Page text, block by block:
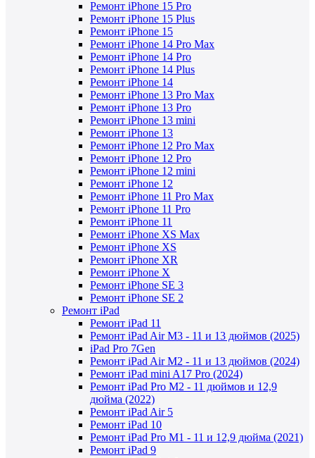
Ремонт iPhone 15 Pro
Ремонт iPhone 15 Plus
Ремонт iPhone 15
Ремонт iPhone 14 Pro Max
Ремонт iPhone 14 Pro
Ремонт iPhone 14 Plus
Ремонт iPhone 14
Ремонт iPhone 13 Pro Max
Ремонт iPhone 13 Pro
Ремонт iPhone 13 mini
Ремонт iPhone 13
Ремонт iPhone 12 Pro Max
Ремонт iPhone 12 Pro
Ремонт iPhone 12 mini
Ремонт iPhone 12
Ремонт iPhone 11 Pro Max
Ремонт iPhone 11 Pro
Ремонт iPhone 11
Ремонт iPhone XS Max
Ремонт iPhone XS
Ремонт iPhone XR
Ремонт iPhone X
Ремонт iPhone SE 3
Ремонт iPhone SE 2
Ремонт iPad
Ремонт iPad 11
Ремонт iPad Air M3 - 11 и 13 дюймов (2025)
iPad Pro 7Gen
Ремонт iPad Air M2 - 11 и 13 дюймов (2024)
Ремонт iPad mini A17 Pro (2024)
Ремонт iPad Pro M2 - 11 дюймов и 12,9
дюйма (2022)
Ремонт iPad Air 5
Ремонт iPad 10
Ремонт iPad Pro M1 - 11 и 12,9 дюйма (2021)
Ремонт iPad 9